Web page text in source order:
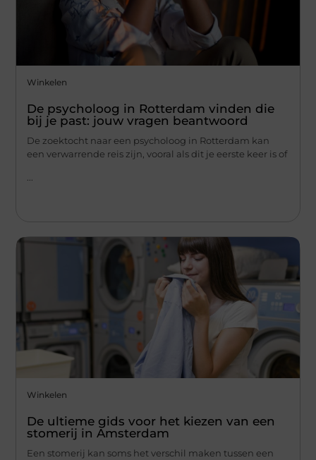
Winkelen
De psycholoog in Rotterdam vinden die
bij je past: jouw vragen beantwoord
De zoektocht naar een psycholoog in Rotterdam kan
een verwarrende reis zijn, vooral als dit je eerste keer is of
...
Winkelen
De ultieme gids voor het kiezen van een
stomerij in Amsterdam
Een stomerij kan soms het verschil maken tussen een